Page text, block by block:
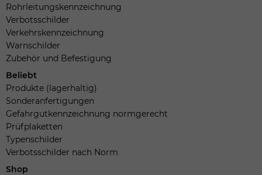
Rohrleitungskennzeichnung
Verbotsschilder
Verkehrskennzeichnung
Warnschilder
Zubehör und Befestigung
Beliebt
Produkte (lagerhaltig)
Sonderanfertigungen
Gefahrgutkennzeichnung normgerecht
Prüfplaketten
Typenschilder
Verbotsschilder nach Norm
Shop